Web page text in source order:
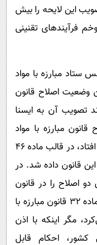
این لایحه را بیش
فرآیندهای تقنینی
مبارزه با مواد
وضعیت اصلاح قانون
تصویب آن به ایسنا
اصلاح قانون مبارزه با مواد
مخدر در مجمع تشخیص مصلحت نظام اتفاق افتاد، در قالب ماده ۴۶
قانون داده شد. در
می‌شد، مجلس دو اصلاح را در قانون
مبارزه با مواد مخدر انجام داد. نخست اصلاح ماده ۳۲ قانون مبارزه با
مگر اینکه با اذن
احکام قابل